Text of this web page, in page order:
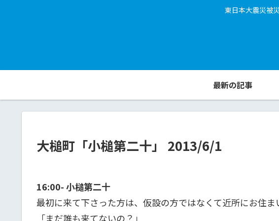
東日本大震災被
最新の記事
大槌町「小槌第二十」 2013/6/1
16:00- 小槌第二十
最初に来て下さった方は、仮設の方ではなくて近所にお住ま
「まだ誰も来てないの？」